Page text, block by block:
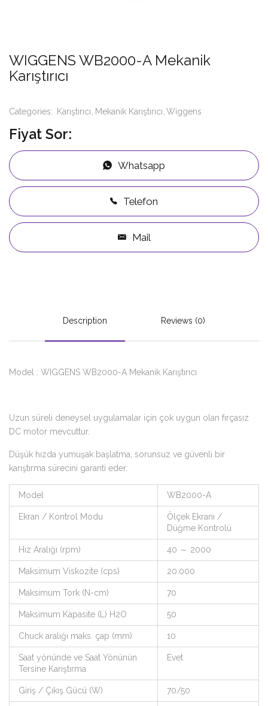
WIGGENS WB2000-A Mekanik
Karıştırıcı
Categories: Karıştırıcı Mekanik Karıştırıcı Wiggens
Fiyat Sor:
Whatsapp
Telefon
Mail
Description Reviews (0)
Model : WIGGENS WB2000-A Mekanik Karıştırıcı
Uzun süreli deneysel uygulamalar için çok uygun olan fırçasız
DC motor mevcuttur.
Düşük hızda yumuşak başlatma, sorunsuz ve güvenli bir
karıştırma sürecini garanti eder.
Model WB2000-A
Ekran / Kontrol Modu
Ölçek Ekranı /
Düğme Kontrolü
Hız Aralığı (rpm) 40 ～ 2000
Maksimum Viskozite (cps) 20.000
Maksimum Tork (N-cm) 70
Maksimum Kapasite (L) H2O 50
Chuck aralığı maks. çap (mm) 10
Saat yönünde ve Saat Yönünün
Tersine Karıştırma
Evet
Giriş / Çıkış Gücü (W) 70/50